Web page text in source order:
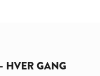
HVER GANG